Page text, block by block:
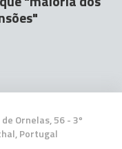
Ornelas, 56 - 3º
Portugal